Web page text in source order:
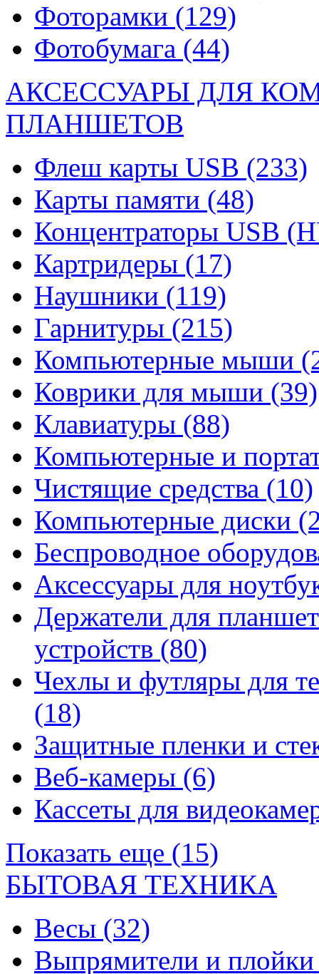
Фоторамки (129)
Фотобумага (44)
АКСЕССУАРЫ ДЛЯ
ПЛАНШЕТОВ
Флеш карты USB (233)
Карты памяти (48)
Концентраторы USB
Картридеры (17)
Наушники (119)
Гарнитуры (215)
Компьютерные мыши
Коврики для мыши (39)
Клавиатуры (88)
Компьютерные и
Чистящие средства (10)
Компьютерные диски
Беспроводное
Аксессуары для
Держатели для
устройств (80)
Чехлы и футляры для
(18)
Защитные пленки и
Веб-камеры (6)
Кассеты для
Показать еще (15)
БЫТОВАЯ ТЕХНИКА
Весы (32)
Выпрямители и